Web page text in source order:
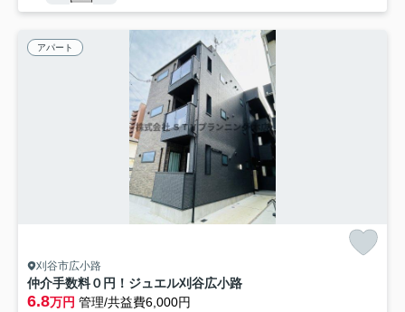
アパート
刈谷市広小路
仲介手数料０円！ジュエル刈谷広小路
6.8万円 管理/共益費6,000円